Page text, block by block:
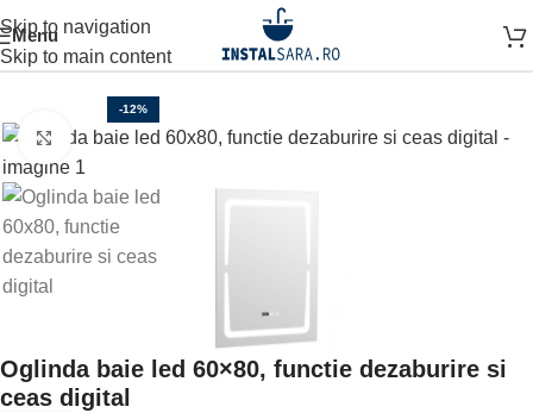
Skip to navigation
Skip to main content
Menu
Prima pagină MOBILIER BAIE OGLINDA BAIE
-12%
Click to enlarge
Oglinda baie led 60×80, functie dezaburire si
ceas digital